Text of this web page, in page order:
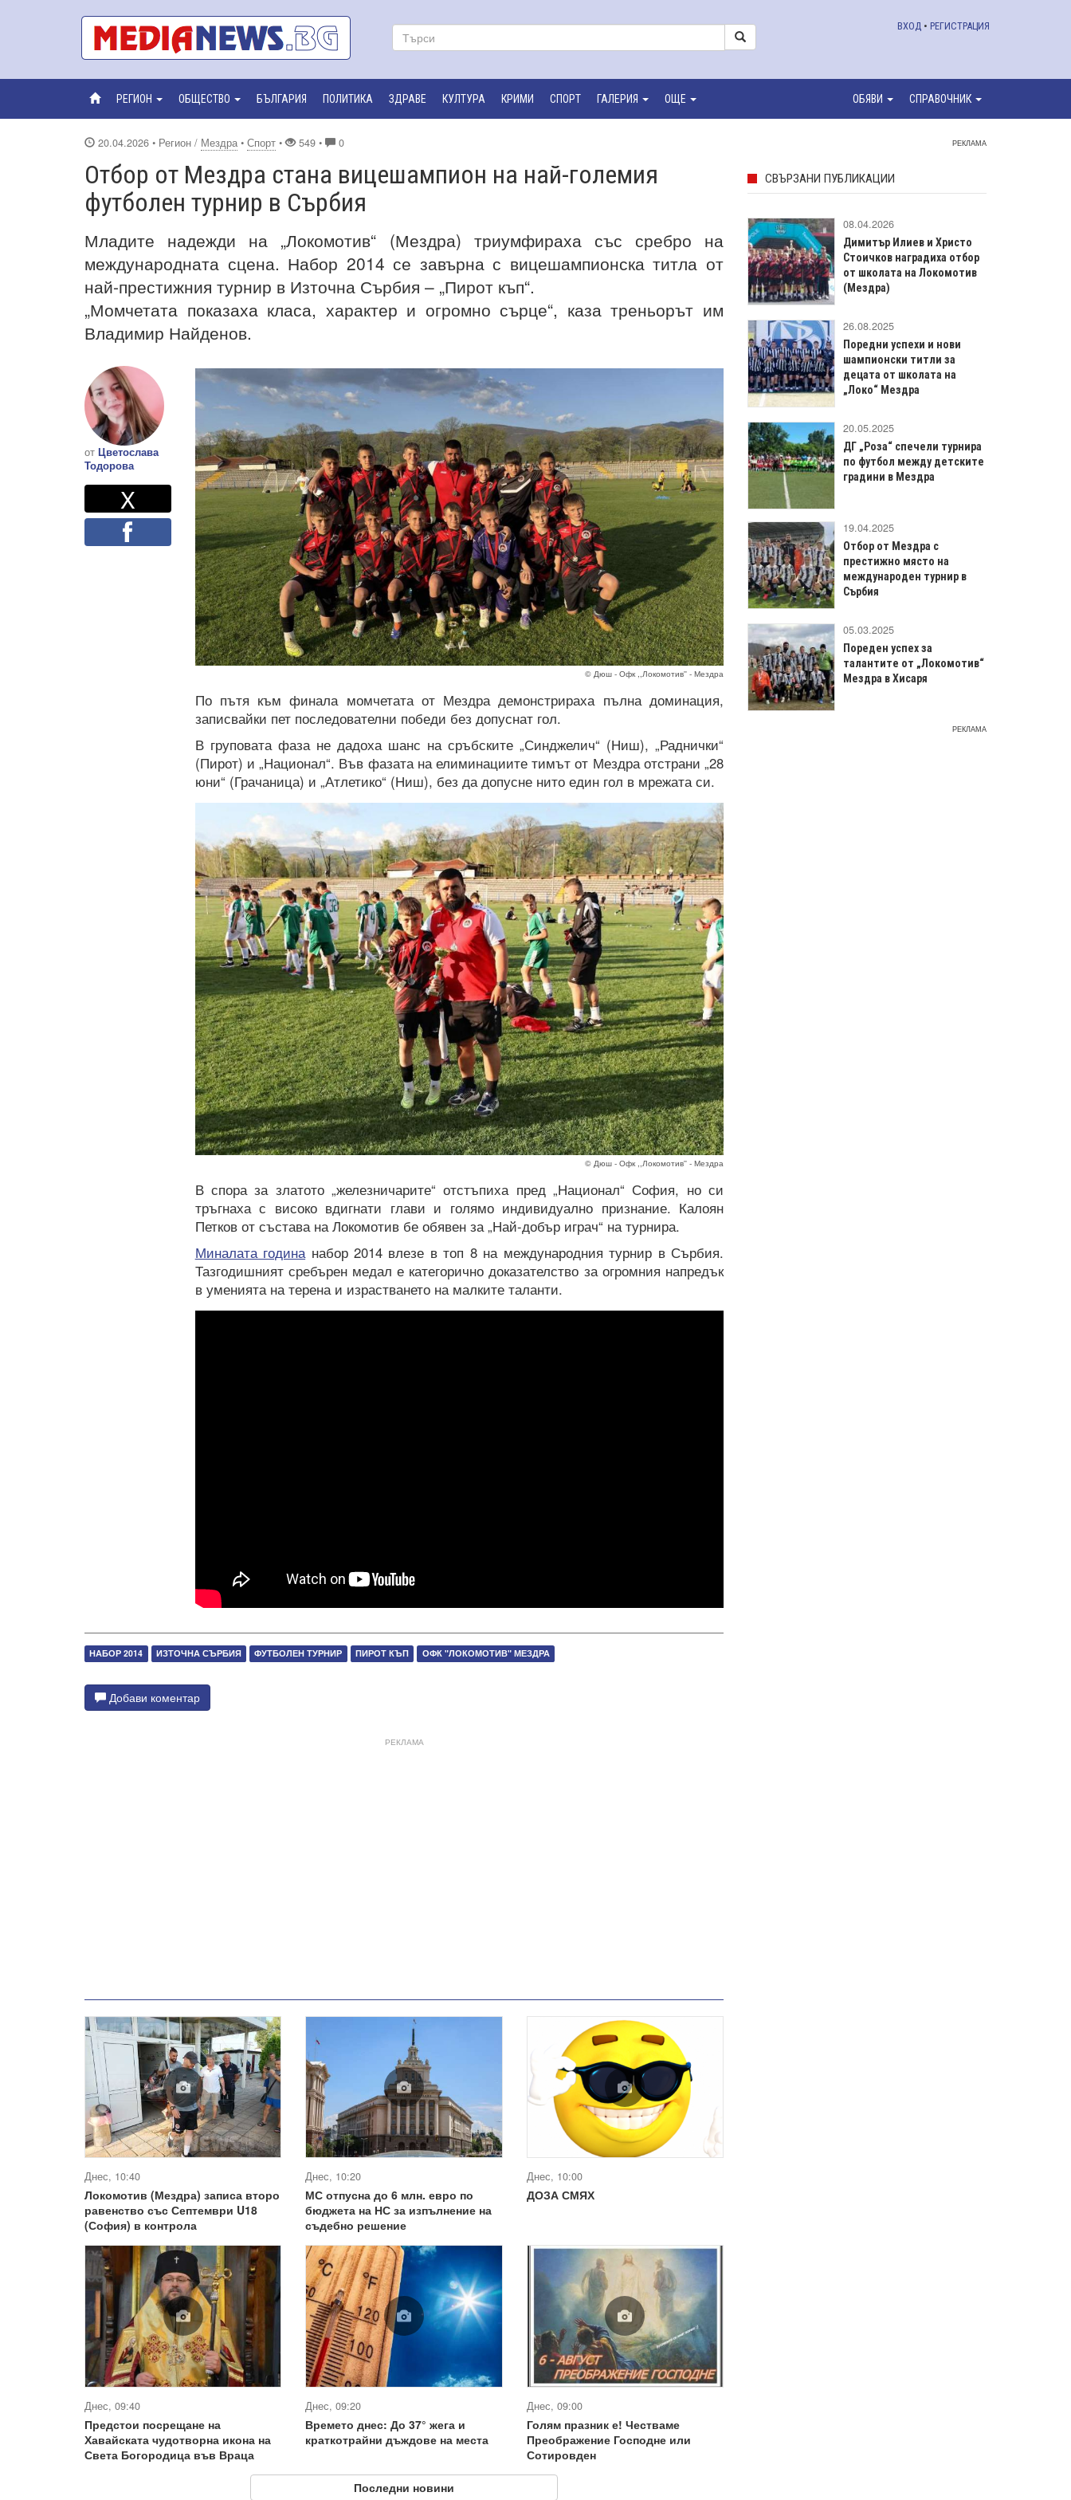
ВХОД • РЕГИСТРАЦИЯ
РЕГИОН ОБЩЕСТВО БЪЛГАРИЯ ПОЛИТИКА ЗДРАВЕ КУЛТУРА КРИМИ СПОРТ ГАЛЕРИЯ ОЩЕ ОБЯВИ СПРАВОЧНИК
20.04.2026 • Регион / Мездра • Спорт • 549 • 0
Отбор от Мездра стана вицешампион на най-големия
футболен турнир в Сърбия
Младите надежди на „Локомотив“ (Мездра) триумфираха със сребро на
международната сцена. Набор 2014 се завърна с вицешампионска титла от
най-престижния турнир в Източна Сърбия – „Пирот къп“.
„Момчетата показаха класа, характер и огромно сърце“, каза треньорът им
Владимир Найденов.
от Цветослава
Тодорова
Споделете
XTwitter
Facebook
© Дюш - Офк ,,Локомотив'' - Мездра
По пътя към финала момчетата от Мездра демонстрираха пълна доминация,
записвайки пет последователни победи без допуснат гол.
В груповата фаза не дадоха шанс на сръбските „Синджелич“ (Ниш), „Раднички“
(Пирот) и „Национал“. Във фазата на елиминациите тимът от Мездра отстрани „28
юни“ (Грачаница) и „Атлетико“ (Ниш), без да допусне нито един гол в мрежата си.
© Дюш - Офк ,,Локомотив'' - Мездра
В спора за златото „железничарите“ отстъпиха пред „Национал“ София, но си
тръгнаха с високо вдигнати глави и голямо индивидуално признание. Калоян
Петков от състава на Локомотив бе обявен за „Най-добър играч“ на турнира.
Миналата годинанабор 2014 влезе в топ 8 на международния турнир в Сърбия.
Тазгодишният сребърен медал е категорично доказателство за огромния напредък
в уменията на терена и израстването на малките таланти.
НАБОР 2014 ИЗТОЧНА СЪРБИЯ ФУТБОЛЕН ТУРНИР ПИРОТ КЪП ОФК "ЛОКОМОТИВ" МЕЗДРА
Добави коментар
РЕКЛАМА
Днес, 10:40
Локомотив (Мездра) записа второ
равенство със Септември U18
(София) в контрола
Днес, 10:20
МС отпусна до 6 млн. евро по
бюджета на НС за изпълнение на
съдебно решение
Днес, 10:00
ДОЗА СМЯХ
Днес, 09:40
Предстои посрещане на
Хавайската чудотворна икона на
Света Богородица във Враца
Днес, 09:20
Времето днес: До 37° жега и
краткотрайни дъждове на места
Днес, 09:00
Голям празник е! Честваме
Преображение Господне или
Сотировден
Последни новини
РЕКЛАМА
СВЪРЗАНИ ПУБЛИКАЦИИ
08.04.2026
Димитър Илиев и Христо
Стоичков наградиха отбор
от школата на Локомотив
(Мездра)
26.08.2025
Поредни успехи и нови
шампионски титли за
децата от школата на
„Локо“ Мездра
20.05.2025
ДГ „Роза“ спечели турнира
по футбол между детските
градини в Мездра
19.04.2025
Отбор от Мездра с
престижно място на
международен турнир в
Сърбия
05.03.2025
Пореден успех за
талантите от „Локомотив“
Мездра в Хисаря
РЕКЛАМА